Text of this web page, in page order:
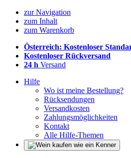
zur Navigation
zum Inhalt
zum Warenkorb
Österreich: Kostenloser
Kostenloser Rückversand
24 h Versand
Hilfe
Wo ist meine Bestellung?
Rücksendungen
Versandkosten
Zahlungsmöglichkeiten
Kontakt
Alle Hilfe-Themen